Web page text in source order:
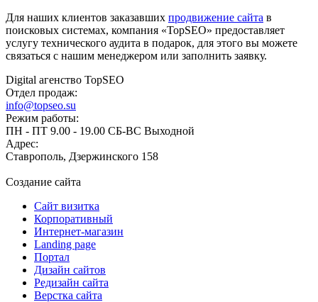
Для наших клиентов заказавших продвижение сайта в
поисковых системах, компания «TopSEO» предоставляет
услугу технического аудита в подарок, для этого вы можете
связаться с нашим менеджером или заполнить заявку.
Digital агенство TopSEO
Отдел продаж:
info@topseo.su
Режим работы:
ПН - ПТ 9.00 - 19.00 СБ-ВС Выходной
Адрес:
Ставрополь, Дзержинского 158
Создание сайта
Сайт визитка
Корпоративный
Интернет-магазин
Landing page
Портал
Дизайн сайтов
Редизайн сайта
Верстка сайта